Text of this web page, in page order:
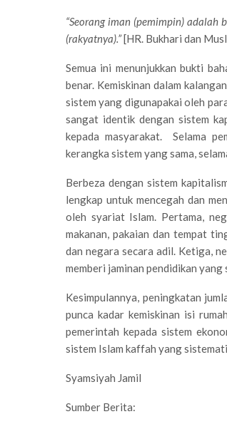
“Seorang iman (pemimpin) adalah
(rakyatnya).”[HR. Bukhari dan
Semua ini menunjukkan bukti
benar. Kemiskinan dalam
sistem yang digunapakai oleh
sangat identik dengan sistem
kepada masyarakat. Selama
kerangka sistem yang sama,
Berbeza dengan sistem
lengkap untuk mencegah dan
oleh syariat Islam. Pertama,
makanan, pakaian dan tempat
dan negara secara adil. Ketiga,
memberi jaminan pendidikan
Kesimpulannya, peningkatan
punca kadar kemiskinan isi
pemerintah kepada sistem
sistem Islam kaffah yang
Syamsiyah Jamil
Sumber Berita: